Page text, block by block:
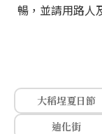
暢，並請用路人
大稻埕夏日節
迪化街